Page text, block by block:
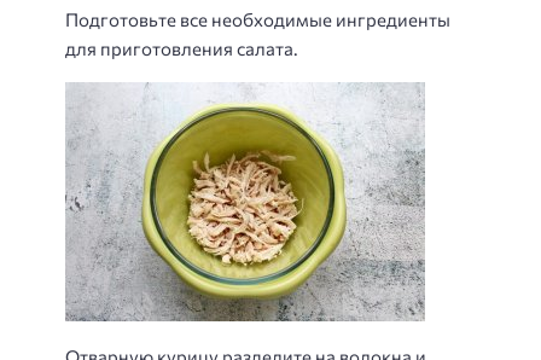
Подготовьте все необходимые ингредиенты
для приготовления салата.